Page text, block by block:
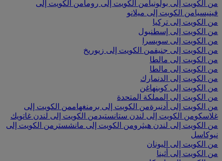
من الكويت إلى بولونيامن الكويت إلى رومامن الكويت إلى
فينيسيامن الكويت إلى ميلانو
من الكويت إلى تركيا
من الكويت إلى إسطنبول
من الكويت إلى سويسرا
من الكويت إلى جنيفمن الكويت إلى زيوريخ
من الكويت إلى مالطا
من الكويت إلى مالطا
من الكويت إلى الدنمارك
من الكويت إلى كوبنهاغن
من الكويت إلى المملكة المتحدة
من الكويت إلى أدنبرةمن الكويت إلى برمنغهاممن الكويت إلى
غلاسكومن الكويت إلى لندن ستانستيدمن الكويت إلى لندن غاتويك
من الكويت إلى لندن هيثرومن الكويت إلى مانشستر من الكويت إلى
نيوكاسل
من الكويت إلى اليونان
من الكويت إلى أثينا